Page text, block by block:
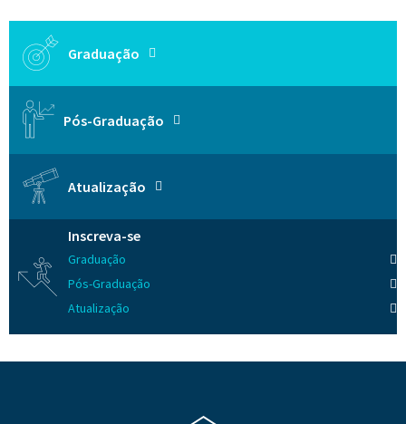
Graduação
Pós-Graduação
Atualização
Inscreva-se
Graduação
Pós-Graduação
Atualização